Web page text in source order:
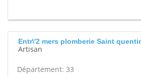
Entr\'2 mers plomberie Saint
Artisan
Département: 33